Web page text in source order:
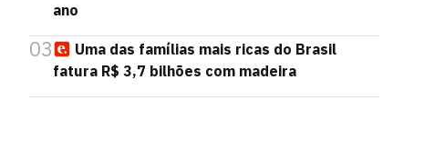
ano
03
Uma das famílias mais ricas do Brasil
fatura R$ 3,7 bilhões com madeira